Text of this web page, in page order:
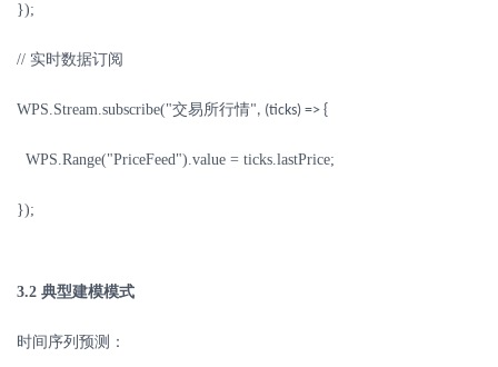
});
// 实时数据订阅
WPS.Stream.subscribe("交易所行情", (ticks) => {
WPS.Range("PriceFeed").value = ticks.lastPrice;
});
3.2 典型建模模式
时间序列预测：